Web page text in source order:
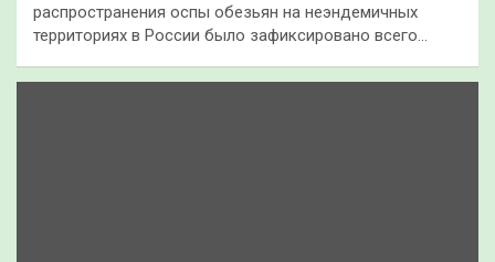
распространения оспы обезьян на неэндемичных
территориях в России было зафиксировано всего…